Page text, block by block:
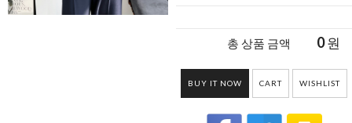
총 상품 금액 0원
BUY IT NOW CART WISHLIST